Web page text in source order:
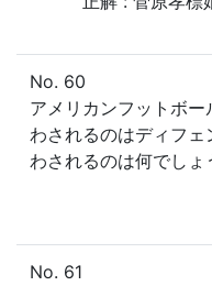
No. 60
アメリカンフットボ
わされるのはディフ
わされるのは何でしょ
No. 61